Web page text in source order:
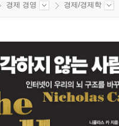
경제 경영 경제/경제학